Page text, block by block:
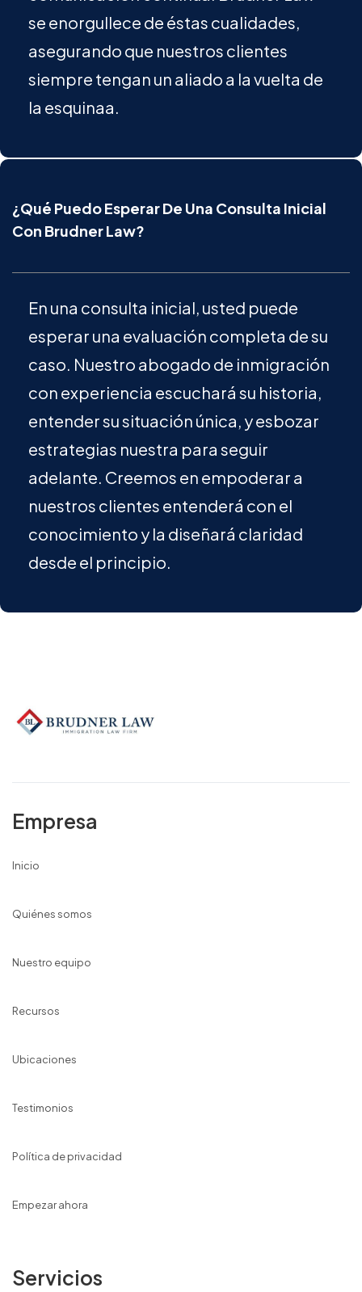
se enorgullece de éstas cualidades,
asegurando que nuestros clientes
siempre tengan un aliado a la vuelta de
la esquinaa.
¿Qué Puedo Esperar De Una Consulta Inicial
Con Brudner Law?
En una consulta inicial, usted puede
esperar una evaluación completa de su
caso. Nuestro abogado de inmigración
con experiencia escuchará su historia,
entender su situación única, y esbozar
estrategias nuestra para seguir
adelante. Creemos en empoderar a
nuestros clientes entenderá con el
conocimiento y la diseñará claridad
desde el principio.
Empresa
Inicio
Quiénes somos
Nuestro equipo
Recursos
Ubicaciones
Testimonios
Política de privacidad
Empezar ahora
Servicios